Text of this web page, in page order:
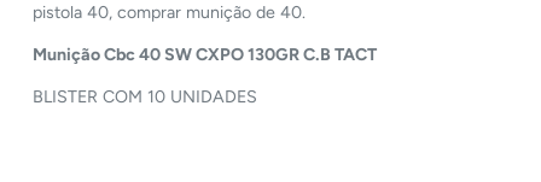
pistola 40, comprar munição de 40.
Munição Cbc40 SW CXPO 130GR C.B TACT
BLISTER COM 10 UNIDADES